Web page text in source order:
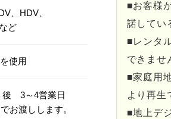
、HDV、
ど
使用
後 3～4営業日
お渡しします。
■お客様
諾してい
■レンタ
できませ
■家庭用
より再生
■地上デ